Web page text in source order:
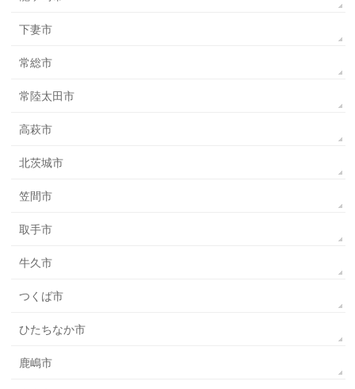
下妻市
常総市
常陸太田市
高萩市
北茨城市
笠間市
取手市
牛久市
つくば市
ひたちなか市
鹿嶋市